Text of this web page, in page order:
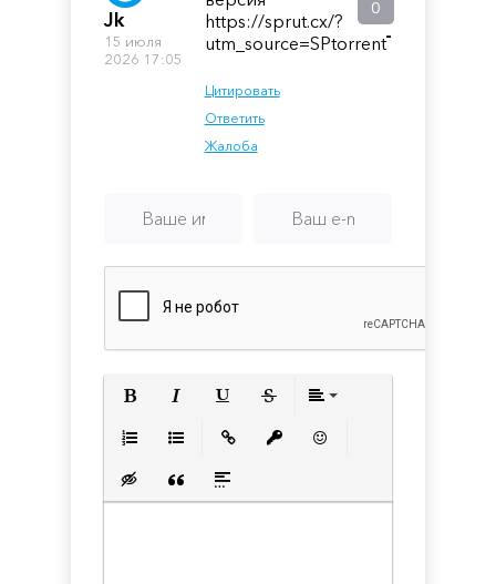
Jk
15 июля
2026 17:05
https://sprut.cx/?
utm_source=SPtorrent
Цитировать
Ответить
Жалоба
0
-
Вставка скрытого текста
Вставка цитаты
Вставка спойлера